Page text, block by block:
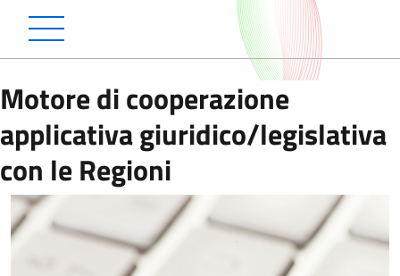
Normattiva Regioni -
Motore di cooperazione
applicativa giuridico/legislativa
con le Regioni